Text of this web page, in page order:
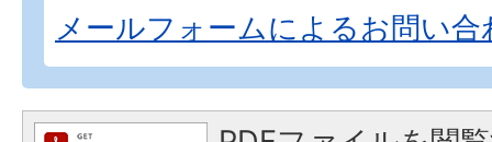
メールフォームによるお問い合